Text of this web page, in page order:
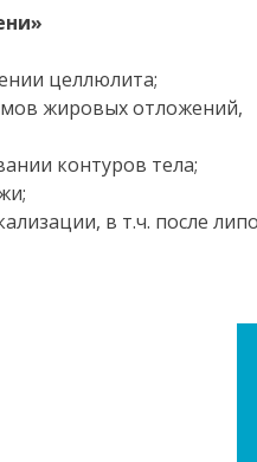
целлюлита;
жировых отложений,
контуров тела;
в т.ч. после